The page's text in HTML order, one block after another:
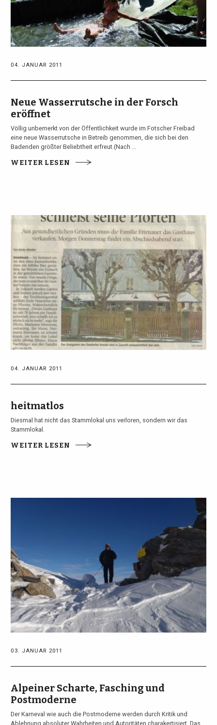
04. JANUAR 2011
Neue Wasserrutsche in der Forsch
eröffnet
Völlig unbemerkt von der Öffentlichkeit wurde im Fotscher Freibad
eine neue Wasserrutsche in Betreib genommen, die sich bei den
Badenden größter Beliebtheit erfreut.(Nach ...
WEITER LESEN
04. JANUAR 2011
heitmatlos
Diesmal hat nicht das Stammlokal uns verloren, sondern wir das
Stammlokal.
WEITER LESEN
03. JANUAR 2011
Alpeiner Scharte, Fasching und
Postmoderne
Der Karneval wie auch die Postmoderne werden durch Kritik und
Ablehnung absoluter Wahrheiten und Autoritäten charakertisiert. Das